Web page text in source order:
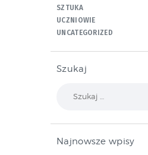
SZTUKA
UCZNIOWIE
UNCATEGORIZED
Szukaj
Najnowsze wpisy